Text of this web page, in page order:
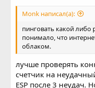
Mоnk написал(а):
пинговать какой либо
понимало, что
облаком.
лучше проверять
счетчик на
ESP после 3 неудач.